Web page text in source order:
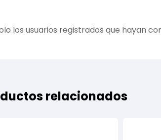
los usuarios registrados que hayan
relacionados